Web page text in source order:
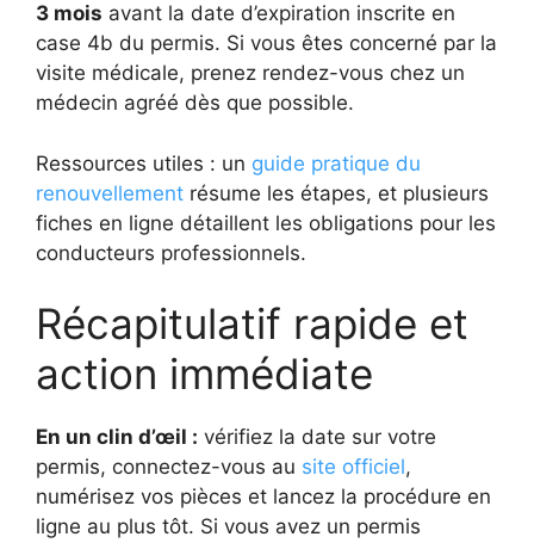
3 mois avant la date d’expiration inscrite en
case 4b du permis. Si vous êtes concerné par la
visite médicale, prenez rendez-vous chez un
médecin agréé dès que possible.
Ressources utiles : un guide pratique du
renouvellement résume les étapes, et plusieurs
fiches en ligne détaillent les obligations pour les
conducteurs professionnels.
Récapitulatif rapide et
action immédiate
En un clin d’œil : vérifiez la date sur votre
permis, connectez-vous au site officiel,
numérisez vos pièces et lancez la procédure en
ligne au plus tôt. Si vous avez un permis